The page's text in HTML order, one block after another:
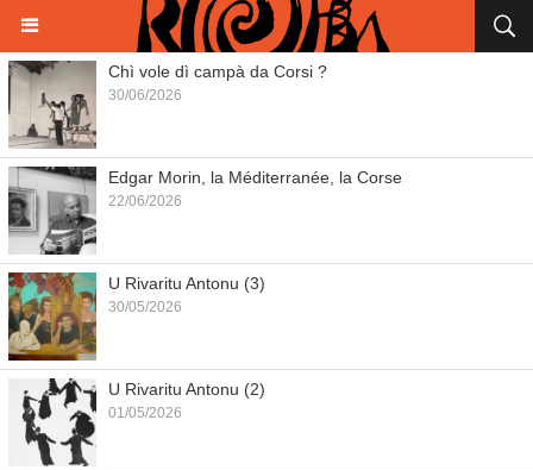
Chì vole dì campà da Corsi ?
30/06/2026
Edgar Morin, la Méditerranée, la Corse
22/06/2026
U Rivaritu Antonu (3)
30/05/2026
U Rivaritu Antonu (2)
01/05/2026